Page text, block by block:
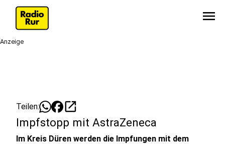
menu
Anzeige
Teilen: open_in_new
Impfstopp mit AstraZeneca
Im Kreis Düren werden die Impfungen mit dem